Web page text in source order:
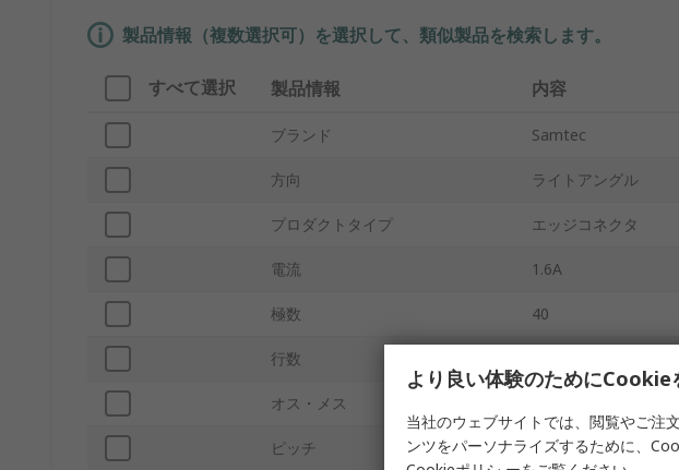
製品情報（複数選択可）を選択して、類似製品を検索します。
すべて選択 製品情報 内容
ブランド Samtec
方向 ライトアングル
プロダクトタイプ エッジコネクタ
電流 1.6A
極数 40
行数
オス・メス
ピッチ 1mm
より良い体験のためにCookie
当社のウェブサイトでは、閲覧やご注
ンツをパーソナライズするために、